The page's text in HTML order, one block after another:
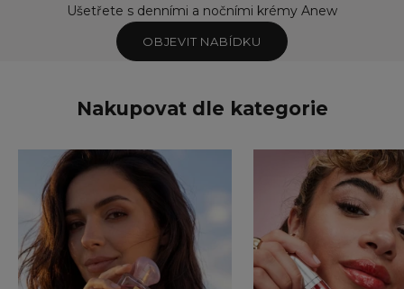
Ušetřete s denními a nočními krémy Anew
OBJEVIT NABÍDKU
Nakupovat dle kategorie